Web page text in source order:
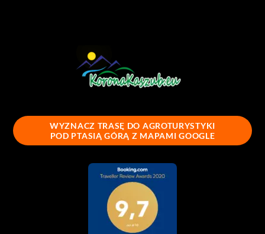
WYZNACZ TRASĘ DO AGROTURYSTYKI
POD PTASIĄ GÓRĄ Z MAPAMI GOOGLE